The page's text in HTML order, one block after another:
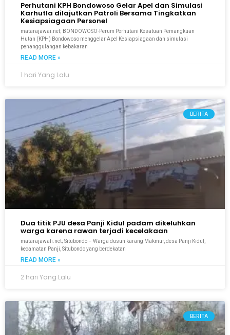
Perhutani KPH Bondowoso Gelar Apel dan Simulasi
Karhutla dilajutkan Patroli Bersama Tingkatkan
Kesiapsiagaan Personel
matarajawai.net; BONDOWOSO-Perum Perhutani Kesatuan Pemangkuan
Hutan (KPH) Bondowoso menggelar Apel Kesiapsiagaan dan simulasi
penanggulangan kebakaran
READ MORE »
1 hari Yang Lalu
BERITA
Dua titik PJU desa Panji Kidul padam dikeluhkan
warga karena rawan terjadi kecelakaan
matarajawali.net; Situbondo – Warga dusun karang Makmur, desa Panji Kidul,
kecamatan Panji, Situbondo yang berdekatan
READ MORE »
2 hari Yang Lalu
BERITA